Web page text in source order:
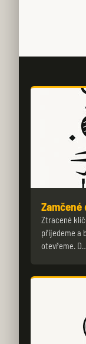
Zamčené
Ztracené
přijedeme a
otevřeme.